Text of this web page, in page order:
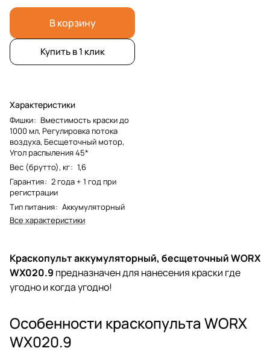
В корзину
Купить в 1 клик
Характеристики
Фишки: Вместимость краски до
1000 мл, Регулировка потока
воздуха, Бесщеточный мотор,
Угол распыления 45*
Вес (брутто), кг: 1,6
Гарантия: 2 года + 1 год при
регистрации
Тип питания: Аккумуляторный
Все характеристики
Краскопульт аккумуляторный, бесщеточный WORX
WX020.9 предназначен для нанесения краски где
угодно и когда угодно!
Особенности краскопульта WORX
WX020.9